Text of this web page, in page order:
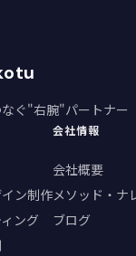
ぐ"右腕"パートナー
ン制作
ング
会社情報
会社概要
メソッド・ナ
ブログ